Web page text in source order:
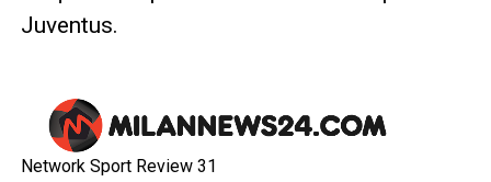
Juventus.
Network Sport Review 31